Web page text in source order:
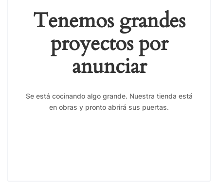
Tenemos grandes
proyectos por
anunciar
Se está cocinando algo grande. Nuestra tienda está
en obras y pronto abrirá sus puertas.